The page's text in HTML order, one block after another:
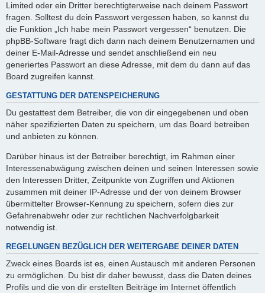
Limited oder ein Dritter berechtigterweise nach deinem Passwort
fragen. Solltest du dein Passwort vergessen haben, so kannst du
die Funktion „Ich habe mein Passwort vergessen“ benutzen. Die
phpBB-Software fragt dich dann nach deinem Benutzernamen und
deiner E-Mail-Adresse und sendet anschließend ein neu
generiertes Passwort an diese Adresse, mit dem du dann auf das
Board zugreifen kannst.
GESTATTUNG DER DATENSPEICHERUNG
Du gestattest dem Betreiber, die von dir eingegebenen und oben
näher spezifizierten Daten zu speichern, um das Board betreiben
und anbieten zu können.
Darüber hinaus ist der Betreiber berechtigt, im Rahmen einer
Interessenabwägung zwischen deinen und seinen Interessen sowie
den Interessen Dritter, Zeitpunkte von Zugriffen und Aktionen
zusammen mit deiner IP-Adresse und der von deinem Browser
übermittelter Browser-Kennung zu speichern, sofern dies zur
Gefahrenabwehr oder zur rechtlichen Nachverfolgbarkeit
notwendig ist.
REGELUNGEN BEZÜGLICH DER WEITERGABE DEINER DATEN
Zweck eines Boards ist es, einen Austausch mit anderen Personen
zu ermöglichen. Du bist dir daher bewusst, dass die Daten deines
Profils und die von dir erstellten Beiträge im Internet öffentlich